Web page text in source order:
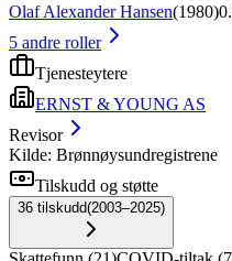
Olaf Alexander Hansen(1980)
5 andre roller
Tjenesteytere
ERNST & YOUNG AS
Revisor
Kilde: Brønnøysundregistrene
Tilskudd og støtte
36 tilskudd(2003–2025)